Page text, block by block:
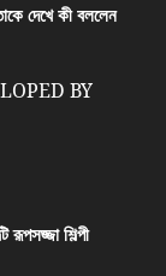
দেখে কী বললেন
BY
রূপসজ্জা শিল্পী